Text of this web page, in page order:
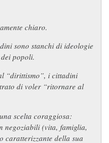
chiaro.
sono stanchi di ideologie
popoli.
“dirittismo”, i cittadini
di voler “ritornare al
scelta coraggiosa:
negoziabili (vita, famiglia,
caratterizzante della sua